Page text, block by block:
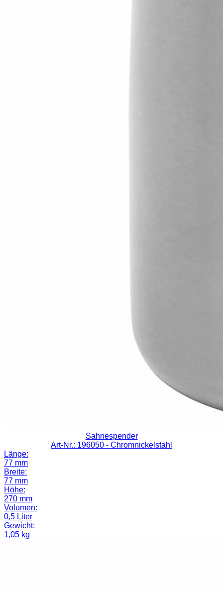
Sahnespender
Art-Nr.: 196050 - Chromnickelstahl
Länge:
77 mm
Breite:
77 mm
Höhe:
270 mm
Volumen:
0,5 Liter
Gewicht:
1,05 kg